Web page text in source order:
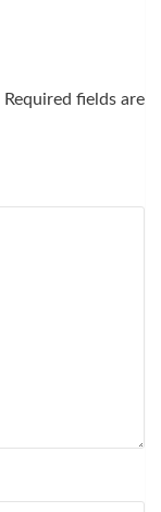
Required fields are